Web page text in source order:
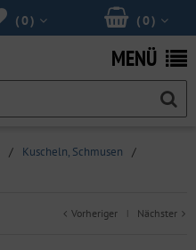
(0 )
(0 )
MENÜ
/ Kuscheln, Schmusen
/
Vorheriger | Nächster